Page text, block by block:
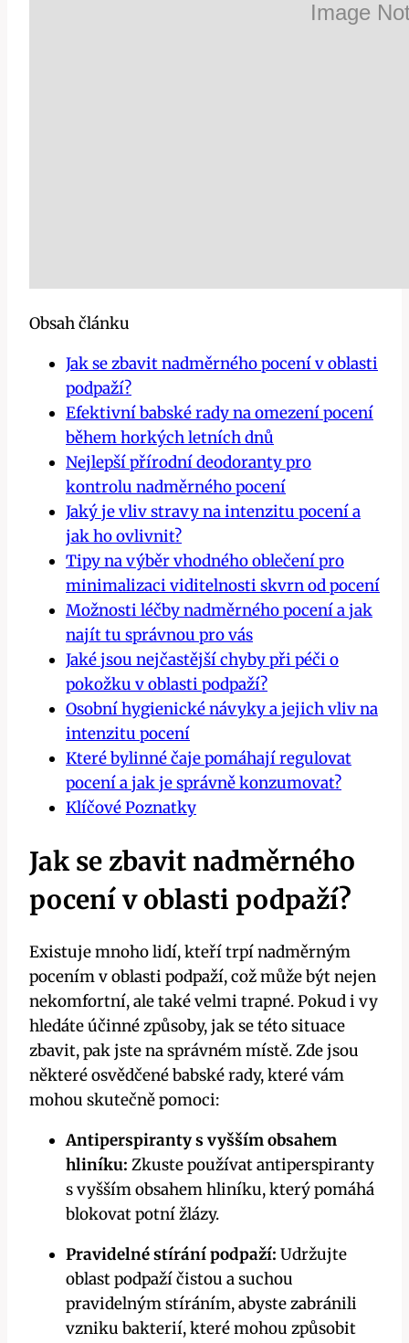
Obsah článku
Jak se zbavit nadměrného pocení v oblasti
podpaží?
Efektivní babské rady na omezení pocení
během horkých letních dnů
Nejlepší přírodní deodoranty pro
kontrolu nadměrného pocení
Jaký je vliv stravy na intenzitu pocení a
jak ho ovlivnit?
Tipy na výběr vhodného oblečení pro
minimalizaci viditelnosti skvrn od pocení
Možnosti léčby nadměrného pocení a jak
najít tu správnou pro vás
Jaké jsou nejčastější chyby při péči o
pokožku v oblasti podpaží?
Osobní hygienické návyky a jejich vliv na
intenzitu pocení
Které bylinné čaje pomáhají regulovat
pocení a jak je správně konzumovat?
Klíčové Poznatky
Jak se zbavit nadměrného
pocení v oblasti podpaží?
Existuje mnoho lidí, kteří trpí nadměrným
pocením v oblasti podpaží, což může být nejen
nekomfortní, ale také velmi trapné. Pokud i vy
hledáte účinné způsoby, jak se této situace
zbavit, pak jste na správném místě. Zde jsou
některé osvědčené babské rady, které vám
mohou skutečně pomoci:
Antiperspiranty s vyšším obsahem
hliníku: Zkuste používat antiperspiranty
s vyšším obsahem hliníku, který pomáhá
blokovat potní žlázy.
Pravidelné stírání podpaží: Udržujte
oblast podpaží čistou a suchou
pravidelným stíráním, abyste zabránili
vzniku bakterií, které mohou způsobit